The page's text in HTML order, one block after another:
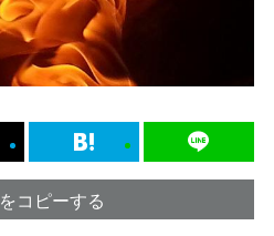
コピーする